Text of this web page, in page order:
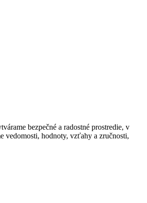
bezpečné a radostné prostredie, v
vedomosti, hodnoty, vzťahy a zručnosti,